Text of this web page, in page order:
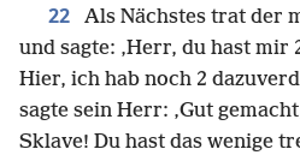
22
Als Nächstes trat der
und sagte: ‚Herr, du hast mir
Hier, ich hab noch 2
sagte sein Herr: ‚Gut
Sklave! Du hast das wenige